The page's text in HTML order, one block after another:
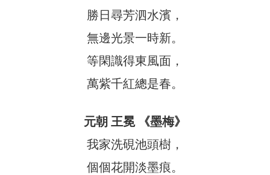
勝日尋芳泗水濱，
無邊光景一時新。
等閑識得東風面，
萬紫千紅總是春。
元朝 王冕 《墨梅》
我家洗硯池頭樹，
個個花開淡墨痕。